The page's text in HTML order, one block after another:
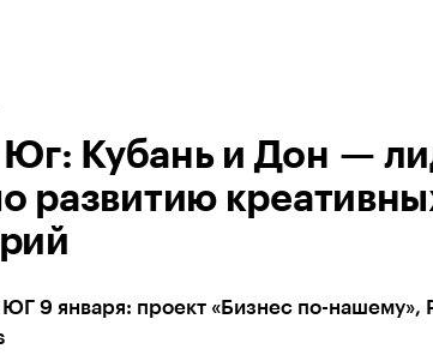
Юг: Кубань и Дон —
развитию
9 января: проект «Бизнес по-нашему»,